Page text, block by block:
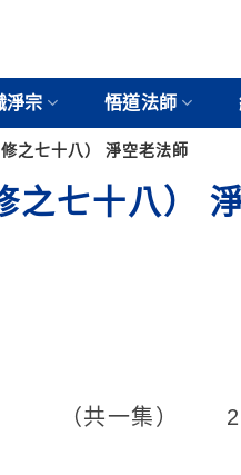
淨宗 悟道法師
之七十八） 淨空老法師
之七十八）
八） （共一集）